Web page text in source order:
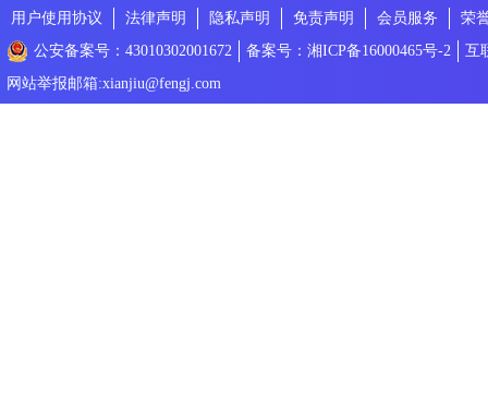
用户使用协议 法律声明 隐私声明 免责声明 会员服务
荣
公安备案号：43010302001672
备案号：湘ICP备16000465号-2
互
网站举报邮箱:xianjiu@fengj.com